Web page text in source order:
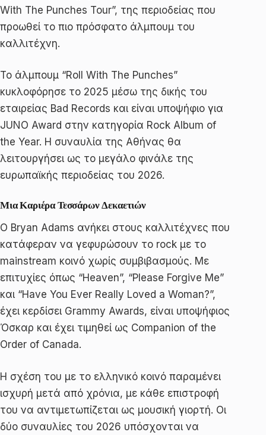
With The Punches Tour”, της περιοδείας που
προωθεί το πιο πρόσφατο άλμπουμ του
καλλιτέχνη.
Το άλμπουμ “Roll With The Punches”
κυκλοφόρησε το 2025 μέσω της δικής του
εταιρείας Bad Records και είναι υποψήφιο για
JUNO Award στην κατηγορία Rock Album of
the Year. Η συναυλία της Αθήνας θα
λειτουργήσει ως το μεγάλο φινάλε της
ευρωπαϊκής περιοδείας του 2026.
Μια Καριέρα Τεσσάρων Δεκαετιών
Ο Bryan Adams ανήκει στους καλλιτέχνες που
κατάφεραν να γεφυρώσουν το rock με το
mainstream κοινό χωρίς συμβιβασμούς. Με
επιτυχίες όπως “Heaven”, “Please Forgive Me”
και “Have You Ever Really Loved a Woman?”,
έχει κερδίσει Grammy Awards, είναι υποψήφιος
Όσκαρ και έχει τιμηθεί ως Companion of the
Order of Canada.
Η σχέση του με το ελληνικό κοινό παραμένει
ισχυρή μετά από χρόνια, με κάθε επιστροφή
του να αντιμετωπίζεται ως μουσική γιορτή. Οι
δύο συναυλίες του 2026 υπόσχονται να